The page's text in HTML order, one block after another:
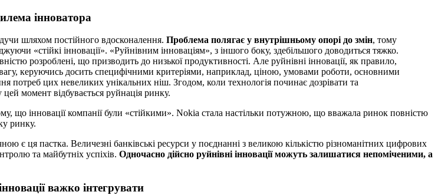
інноватора
шляхом постійного вдосконалення. Проблема полягає у внутрішньому опорі до змін, тому
«стійкі інновації». «Руйнівним інноваціям», з іншого боку, здебільшого доводиться тяжко.
розроблені, що призводить до низької продуктивності. Але руйнівні інновації, як правило,
керуючись досить специфічними критеріями, наприклад, ціною, умовами роботи, основними
потреб цих невеликих унікальних ніш. Згодом, коли технологія починає дозрівати та
момент відбувається руйнація ринку.
що інновації компанії були «стійкими». Nokia стала настільки потужною, що вважала ринок повністю
ринку.
є ця пастка. Величезні банківські ресурси у поєднанні з великою кількістю різноманітних цифрових
та майбутніх успіхів. Одночасно дійсно руйнівні інновації можуть залишатися непоміченими, а
важко інтегрувати